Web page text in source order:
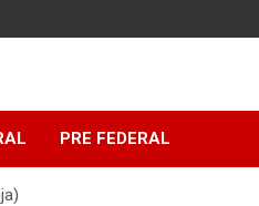
PRE FEDERAL